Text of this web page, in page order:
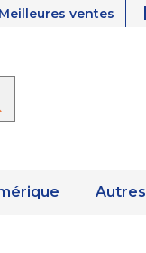
Meilleures ventes
Autres